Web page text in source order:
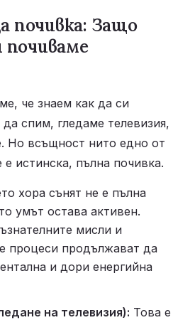
почивка: Защо
почиваме
че знаем как да си
спим, гледаме телевизия,
Но всъщност нито едно от
е истинска, пълна почивка.
хора сънят не е пълна
умът остава активен.
мисли и
процеси продължават да
и дори енергийна
на телевизия): Това е